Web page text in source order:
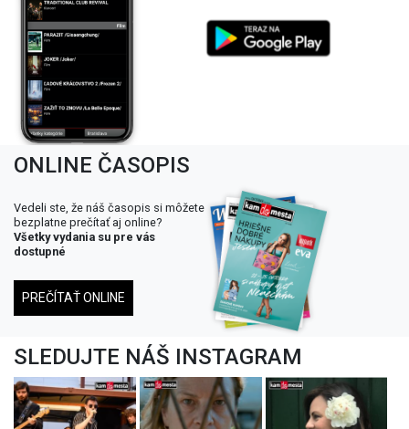
ONLINE ČASOPIS
Vedeli ste, že náš časopis si môžete
bezplatne prečítať aj online?
Všetky vydania su pre vás
dostupné
PREČÍTAŤ ONLINE
SLEDUJTE NÁŠ INSTAGRAM